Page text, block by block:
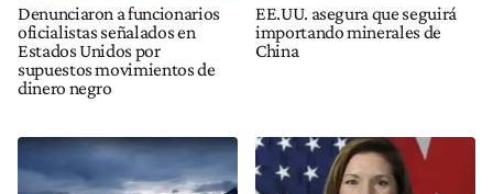
Denunciaron a funcionarios
oficialistas señalados en
Estados Unidos por
supuestos movimientos de
dinero negro
EE.UU. asegura que seguirá
importando minerales de
China